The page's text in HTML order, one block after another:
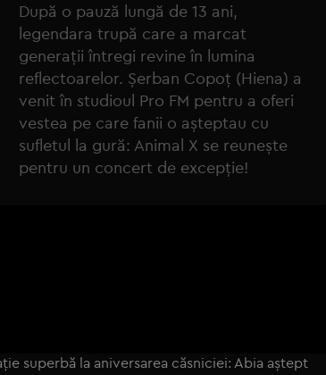
După o pauză lungă de 13 ani,
legendara trupă care a marcat
generații întregi revine în lumina
reflectoarelor. Șerban Copoț (Hiena) a
venit în studioul Pro FM pentru a oferi
vestea pe care fanii o așteptau cu
sufletul la gură: Animal X se reunește
pentru un concert de excepție!